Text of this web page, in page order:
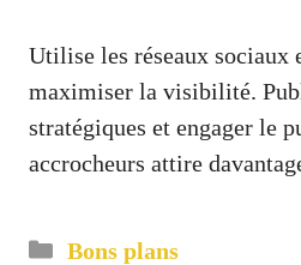
Utilise les réseaux sociaux
maximiser la visibilité.
stratégiques et engager le
accrocheurs attire
Catégories
Bons plans